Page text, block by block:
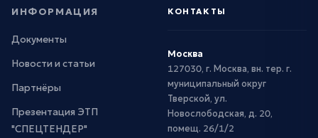
ИНФОРМАЦИЯ
Документы
Новости и статьи
Партнёры
Презентация ЭТП
"СПЕЦТЕНДЕР"
КОНТАКТЫ
Москва
127030, г. Москва, вн. тер. г.
муниципальный округ
Тверской, ул.
Новослободская, д. 20,
помещ. 26/1/2